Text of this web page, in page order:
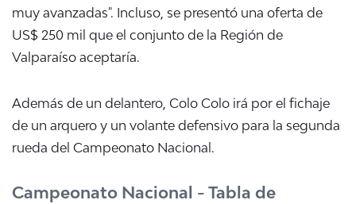
muy avanzadas". Incluso, se presentó una oferta de
US$ 250 mil que el conjunto de la Región de
Valparaíso aceptaría.
Además de un delantero, Colo Colo irá por el fichaje
de un arquero y un volante defensivo para la segunda
rueda del Campeonato Nacional.
Campeonato Nacional - Tabla de